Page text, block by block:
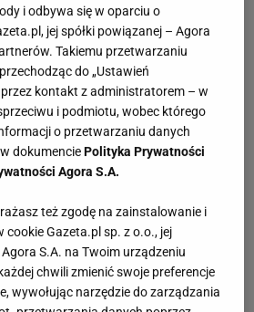
i odbywa się w oparciu o
jej spółki powiązanej – Agora
Takiemu przetwarzaniu
do „Ustawień
kontakt z administratorem – w
i podmiotu, wobec którego
o przetwarzaniu danych
dokumenciePolityka Prywatności
Agora S.A.
też zgodę na zainstalowanie i
Gazeta.pl sp. z o.o., jej
S.A. na Twoim urządzeniu
chwili zmienić swoje preferencje
wywołując narzędzie do zarządzania